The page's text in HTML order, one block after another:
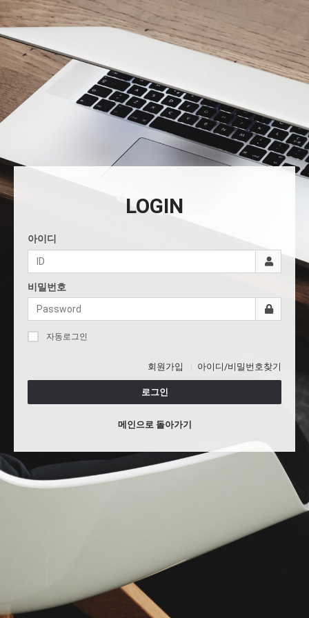
LOGIN
아이디
비밀번호
자동로그인
회원가입 아이디/비밀번호찾기
로그인
메인으로 돌아가기